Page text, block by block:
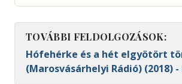
TOVÁBBI FELDOLGOZÁSOK:
Hófehérke és a hét elgyötört
(Marosvásárhelyi Rádió) (2018) -